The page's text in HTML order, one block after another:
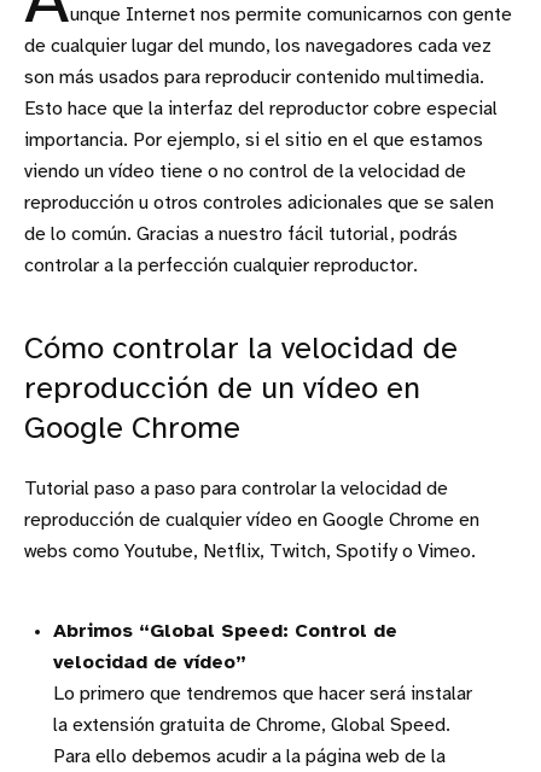
unque Internet nos permite comunicarnos con gente
de cualquier lugar del mundo, los navegadores cada vez
son más usados para reproducir contenido multimedia.
Esto hace que la interfaz del reproductor cobre especial
importancia. Por ejemplo, si el sitio en el que estamos
viendo un vídeo tiene o no control de la velocidad de
reproducción u otros controles adicionales que se salen
de lo común. Gracias a nuestro fácil tutorial, podrás
controlar a la perfección cualquier reproductor.
Cómo controlar la velocidad de
reproducción de un vídeo en
Google Chrome
Tutorial paso a paso para controlar la velocidad de
reproducción de cualquier vídeo en Google Chrome en
webs como Youtube, Netflix, Twitch, Spotify o Vimeo.
Abrimos “Global Speed: Control de
velocidad de vídeo”
Lo primero que tendremos que hacer será instalar
la extensión gratuita de Chrome, Global Speed.
Para ello debemos acudir a la página web de la